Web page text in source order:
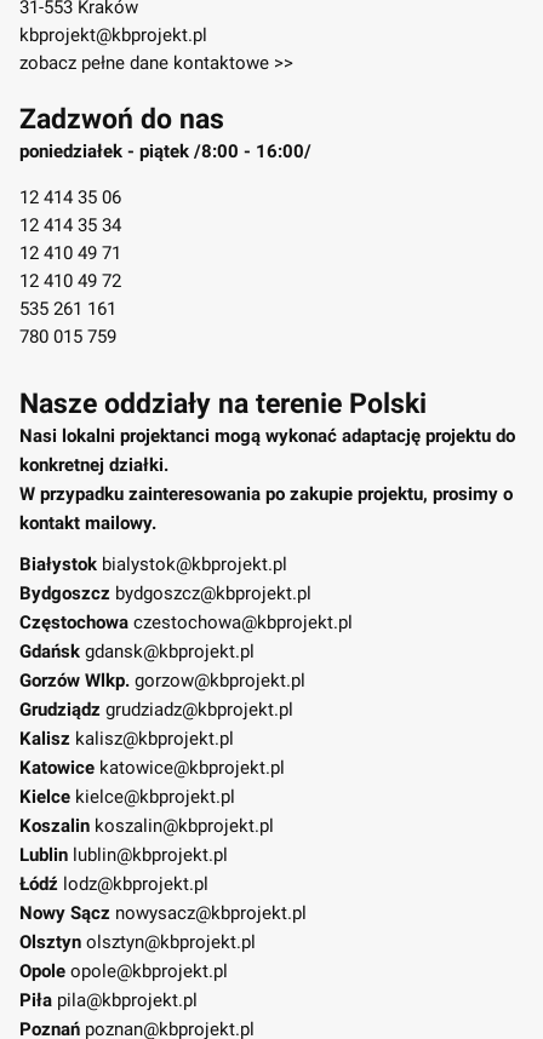
31-553 Kraków
kbprojekt@kbprojekt.pl
zobacz pełne dane kontaktowe >>
Zadzwoń do nas
poniedziałek - piątek /8:00 - 16:00/
12 414 35 06
12 414 35 34
12 410 49 71
12 410 49 72
535 261 161
780 015 759
Nasze oddziały na terenie Polski
Nasi lokalni projektanci mogą wykonać adaptację projektu do
konkretnej działki.
W przypadku zainteresowania po zakupie projektu, prosimy o
kontakt mailowy.
Białystok bialystok@kbprojekt.pl
Bydgoszcz bydgoszcz@kbprojekt.pl
Częstochowa czestochowa@kbprojekt.pl
Gdańsk gdansk@kbprojekt.pl
Gorzów Wlkp. gorzow@kbprojekt.pl
Grudziądz grudziadz@kbprojekt.pl
Kalisz kalisz@kbprojekt.pl
Katowice katowice@kbprojekt.pl
Kielce kielce@kbprojekt.pl
Koszalin koszalin@kbprojekt.pl
Lublin lublin@kbprojekt.pl
Łódź lodz@kbprojekt.pl
Nowy Sącz nowysacz@kbprojekt.pl
Olsztyn olsztyn@kbprojekt.pl
Opole opole@kbprojekt.pl
Piła pila@kbprojekt.pl
Poznań poznan@kbprojekt.pl